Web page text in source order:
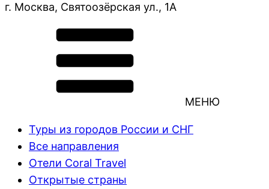
г. Москва, Святоозёрская ул., 1А
МЕНЮ
Туры из городов России и СНГ
Все направления
Отели Coral Travel
Открытые страны